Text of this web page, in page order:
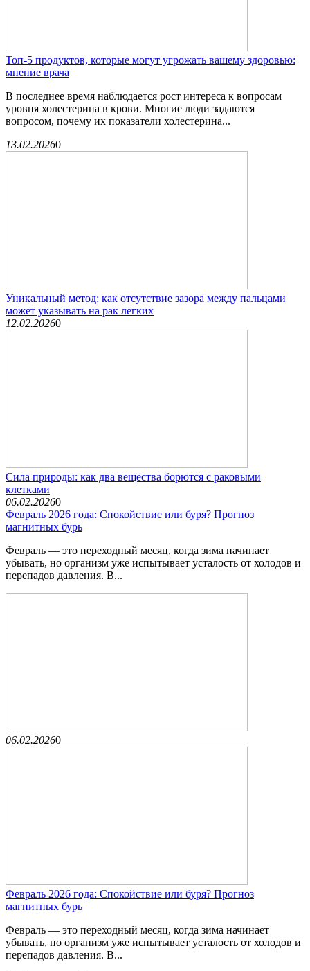
Топ-5 продуктов, которые могут угрожать вашему здоровью:
мнение врача
В последнее время наблюдается рост интереса к вопросам
уровня холестерина в крови. Многие люди задаются
вопросом, почему их показатели холестерина...
13.02.20260
Уникальный метод: как отсутствие зазора между пальцами
может указывать на рак легких
12.02.20260
Сила природы: как два вещества борются с раковыми
клетками
06.02.20260
Февраль 2026 года: Спокойствие или буря? Прогноз
магнитных бурь
Февраль — это переходный месяц, когда зима начинает
убывать, но организм уже испытывает усталость от холодов и
перепадов давления. В...
06.02.20260
Февраль 2026 года: Спокойствие или буря? Прогноз
магнитных бурь
Февраль — это переходный месяц, когда зима начинает
убывать, но организм уже испытывает усталость от холодов и
перепадов давления. В...